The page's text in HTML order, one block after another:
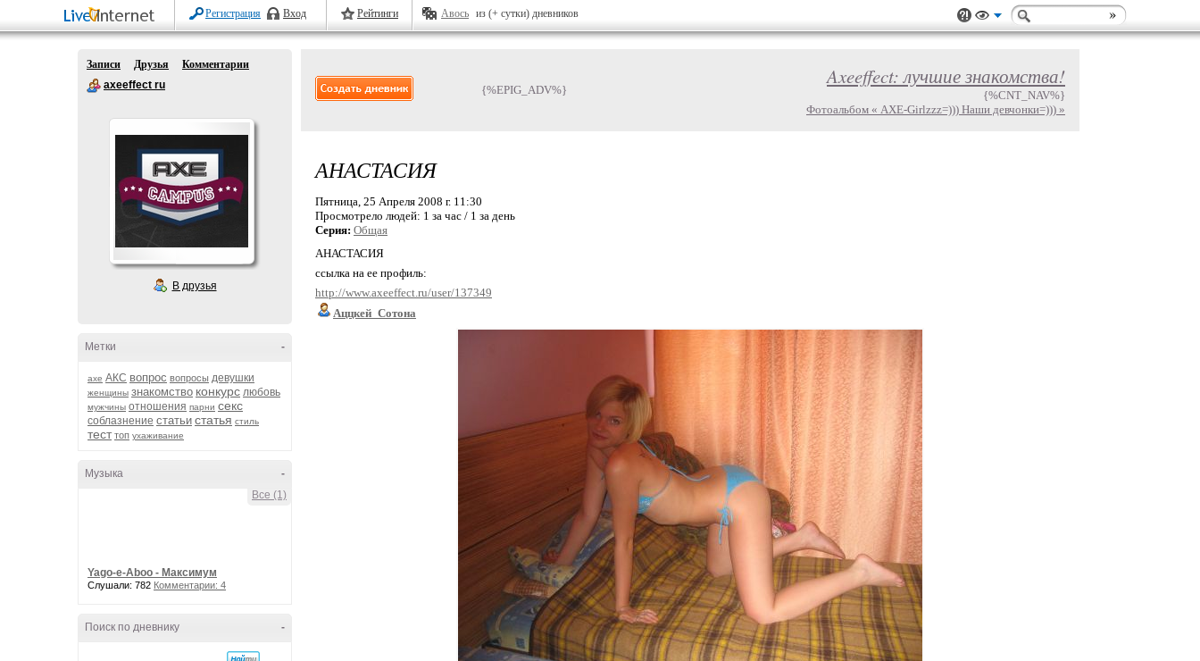
Регистрация Вход Рейтинги Авось из (+ сутки) дневников
Записи Друзья
Комментарии
axeeffect ru
В друзья
-
Метки
axe АКС вопрос вопросы девушки
женщины знакомство конкурс любовь
мужчины отношения парни секс
соблазнение статьи статья стиль
тест топ ухаживание
-
Музыка
Все (1)
Yago-e-Aboo - Максимум
Слушали: 782 Комментарии: 4
-
Поиск по дневнику
{%EPIG_ADV%}
Axeeffect: лучшие знакомства!
{%CNT_NAV%}
Фотоальбом « AXE-Girlzzz=))) Наши девчонки=))) »
АНАСТАСИЯ
Пятница, 25 Апреля 2008 г. 11:30
Просмотрело людей: 1 за час / 1 за день
Серия: Общая
АНАСТАСИЯ
ссылка на ее профиль:
http://www.axeeffect.ru/user/137349
Аццкей_Сотона